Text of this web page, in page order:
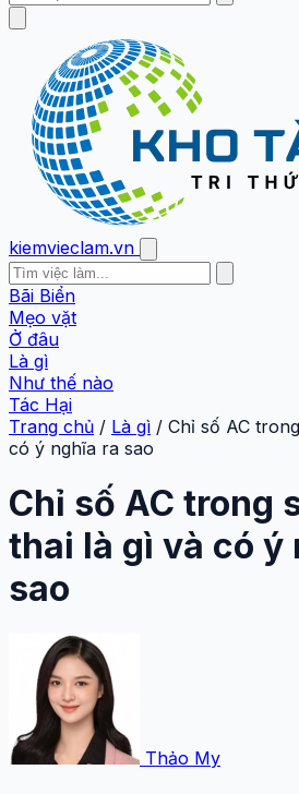
kiemvieclam.vn
Bãi Biển
Mẹo vặt
Ở đâu
Là gì
Như thế nào
Tác Hại
Trang chủ / Là gì / Chỉ số AC
có ý nghĩa ra sao
Chỉ số AC trong
thai là gì và có ý
sao
Thảo My